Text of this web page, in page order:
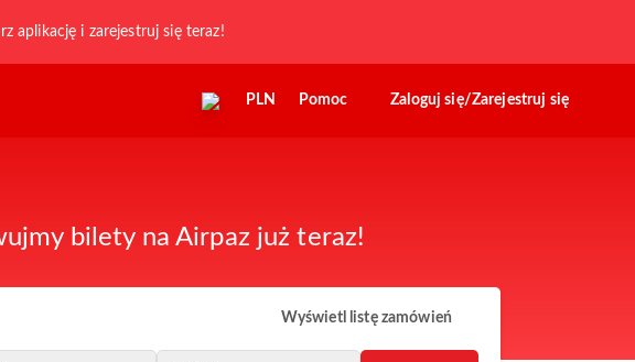
aplikację i zarejestruj się teraz!
PLN Pomoc Zaloguj się/Zarejestruj się
bilety na Airpaz już teraz!
Wyświetl listę zamówień